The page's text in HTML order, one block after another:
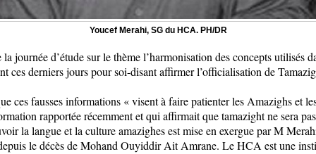
Youcef Merahi, SG du HCA. PH/DR
journée d’étude sur le thème l’harmonisation des concepts utilisés
ces derniers jours pour soi-disant affirmer l’officialisation de
ces fausses informations « visent à faire patienter les Amazighs et
rapportée récemment et qui affirmait que tamazight ne sera
la langue et la culture amazighes est mise en exergue par M
le décès de Mohand Ouyiddir Ait Amrane. Le HCA est une